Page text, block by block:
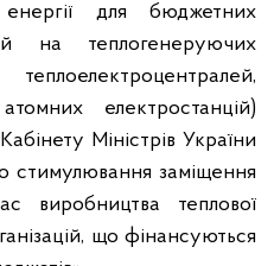
для бюджетних
на теплогенеруючих
електростанцій)
Міністрів України
стимулювання заміщення
виробництва теплової
що фінансуються